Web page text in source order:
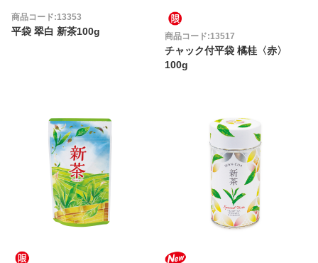
商品コード:13353
平袋 翠白 新茶100g 商品コード:13517
チャック付平袋 橘桂〈赤〉
100g